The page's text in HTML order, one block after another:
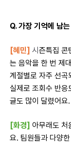
Q. 가장 기억에 남
[혜민] 시 즌특집 콘
는 음악을 한 번 제
계절별로 자주 선곡
실제로 조회수 반응
글도 많이 달렸어요.
[화경] 아무래도 처
요. 팀원들과 다양